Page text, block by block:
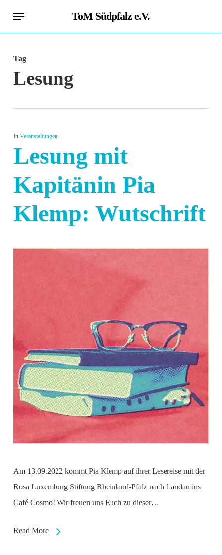
content
ToM Südpfalz e.V.
Menu
Tag
Lesung
In Veranstaltungen
Lesung mit
Kapitänin Pia
Klemp: Wutschrift
Am 13.09.2022 kommt Pia Klemp auf ihrer Lesereise mit der
Rosa Luxemburg Stiftung Rheinland-Pfalz nach Landau ins
Café Cosmo! Wir freuen uns Euch zu dieser…
Read More